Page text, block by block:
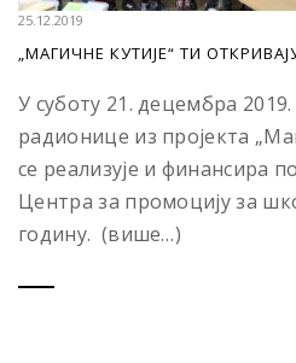
25.12.2019
„МАГИЧНЕ КУТИЈЕ“ ТИ
У суботу 21. децембра
радионице из пројекта
се реализује и финансира
Центра за промоцију за
годину. (више…)